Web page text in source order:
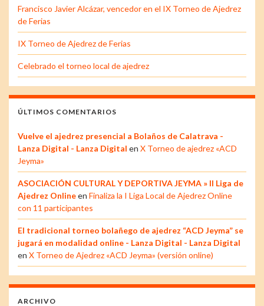
Francisco Javier Alcázar, vencedor en el IX Torneo de Ajedrez
de Ferias
IX Torneo de Ajedrez de Ferias
Celebrado el torneo local de ajedrez
ÚLTIMOS COMENTARIOS
Vuelve el ajedrez presencial a Bolaños de Calatrava -
Lanza Digital - Lanza Digital en X Torneo de ajedrez «ACD
Jeyma»
ASOCIACIÓN CULTURAL Y DEPORTIVA JEYMA » II Liga de
Ajedrez Onlineen Finaliza la I Liga Local de Ajedrez Online
con 11 participantes
El tradicional torneo bolañego de ajedrez “ACD Jeyma” se
jugará en modalidad online - Lanza Digital - Lanza Digital
en X Torneo de Ajedrez «ACD Jeyma» (versión online)
ARCHIVO